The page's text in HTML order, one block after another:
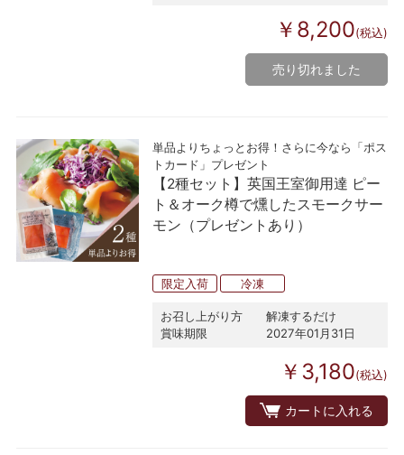
￥8,200(税込)
売り切れました
単品よりちょっとお得！さらに今なら「ポス
トカード」プレゼント
【2種セット】英国王室御用達 ピー
ト＆オーク樽で燻したスモークサー
モン（プレゼントあり）
限定入荷 冷凍
お召し上がり方
解凍するだけ
賞味期限
2027年01月31日
￥3,180(税込)
カートに入れる